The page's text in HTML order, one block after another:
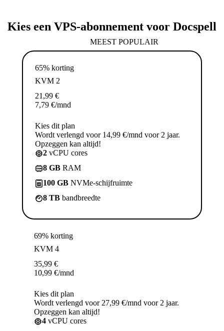
Kies een VPS-abonnement voor Docspell
MEEST POPULAIR
65% korting
KVM 2
21,99 €
7,79 €/mnd
Kies dit plan
Wordt verlengd voor 14,99 €/mnd voor 2 jaar.
Opzeggen kan altijd!
2 vCPU cores
8 GB RAM
100 GB NVMe-schijfruimte
8 TB bandbreedte
69% korting
KVM 4
35,99 €
10,99 €/mnd
Kies dit plan
Wordt verlengd voor 27,99 €/mnd voor 2 jaar.
Opzeggen kan altijd!
4 vCPU cores